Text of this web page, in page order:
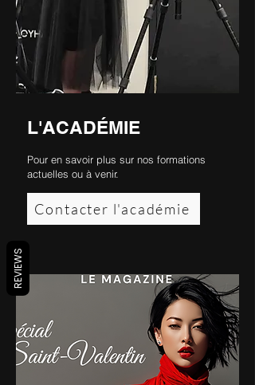
L'ACADÉMIE
Pour en savoir plus sur nos formations
actuelles ou à venir.
Contacter l'académie
REVIEWS